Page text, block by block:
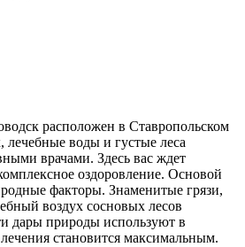
расположен в Ставропольском
лечебные воды и густые леса
врачами. Здесь вас ждет
оздоровление. Основой
факторы. Знаменитые грязи,
воздух сосновых лесов
дары природы используют в
становится максимальным.